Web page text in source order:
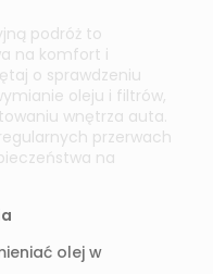
podróż to
na komfort i
o sprawdzeniu
oleju i filtrów,
wnętrza auta.
przerwach
na
olej w